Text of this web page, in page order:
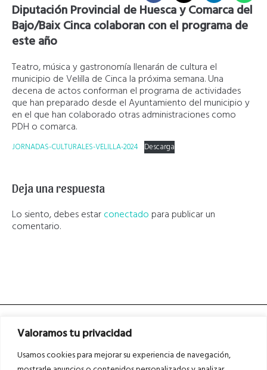
Valoramos tu privacidad
Usamos cookies para mejorar su experiencia de navegación,
Diputación Provincial de Huesca y Comarca del
Bajo/Baix Cinca colaboran con el programa de
este año
Teatro, música y gastronomía llenarán de cultura el
municipio de Velilla de Cinca la próxima semana. Una
decena de actos conforman el programa de actividades
que han preparado desde el Ayuntamiento del municipio y
en el que han colaborado otras administraciones como
PDH o comarca.
JORNADAS-CULTURALES-VELILLA-2024 Descarga
Deja una respuesta
Lo siento, debes estarconectado para publicar un
comentario.